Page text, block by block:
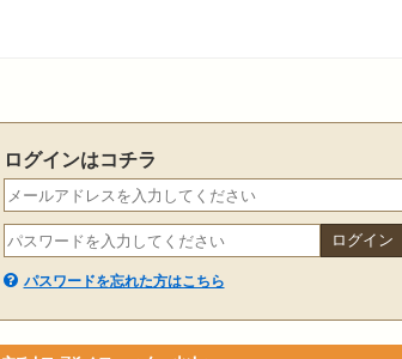
ログインはコチラ
パスワードを忘れた方はこちら